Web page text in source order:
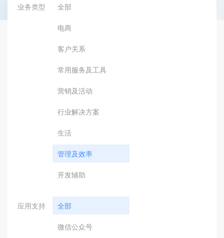
业务类型
全部
电商
客户关系
常用服务及工具
营销及活动
行业解决方案
生活
管理及效率
开发辅助
应用支持 全部
微信公众号